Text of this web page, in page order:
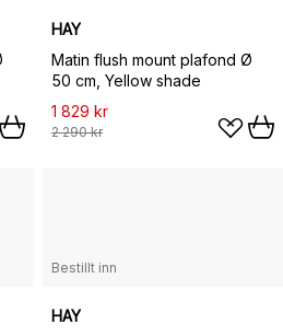
HAY
Matin flush mount plafond Ø
50 cm, Yellow shade
1 829 kr
2 290 kr
Bestillt inn
HAY